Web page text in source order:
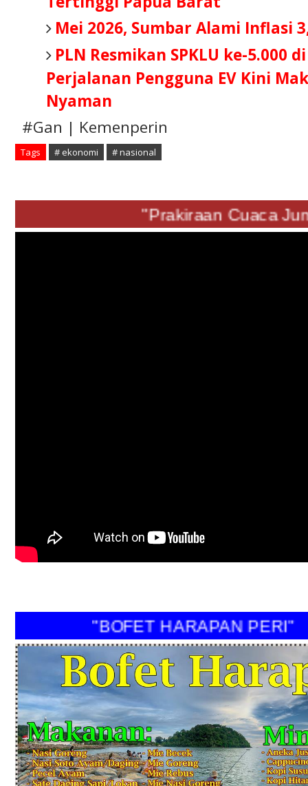
Mei 2026, Sumbar Alami Inflasi
PLN Resmikan SPKLU ke-5.000
Perjalanan Pengguna EV Kini
Nyaman
#Gan | Kemenperin
Tags # ekonomi # nasional
"Prakiraan Cuaca
"BOFET HARAPAN